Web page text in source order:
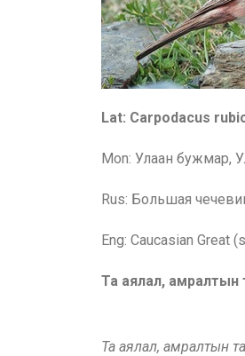
Lat: Carpodacus
Mon: Улаан бужмар,
Rus: Большая
Eng: Caucasian Great
Та аялал, амралтын
Та аялал, амралтын